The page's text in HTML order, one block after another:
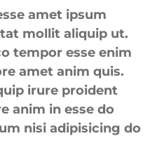
amet ipsum
mollit aliquip ut.
tempor esse enim
amet anim quis.
irure proident
anim in esse do
nisi adipisicing do